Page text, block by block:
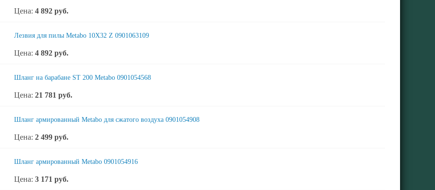
Цена: 4 892 руб.
Лезвия для пилы Metabo 10X32 Z 0901063109
Цена: 4 892 руб.
Шланг на барабане ST 200 Metabo 0901054568
Цена: 21 781 руб.
Шланг армированный Metabo для сжатого воздуха 0901054908
Цена: 2 499 руб.
Шланг армированный Metabo 0901054916
Цена: 3 171 руб.